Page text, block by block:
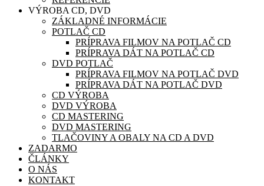
VÝROBA CD, DVD
ZÁKLADNÉ INFORMÁCIE
POTLAČ CD
PRÍPRAVA FILMOV NA POTLAČ CD
PRÍPRAVA DÁT NA POTLAČ CD
DVD POTLAČ
PRÍPRAVA FILMOV NA POTLAČ DVD
PRÍPRAVA DÁT NA POTLAČ DVD
CD VÝROBA
DVD VÝROBA
CD MASTERING
DVD MASTERING
TLAČOVINY A OBALY NA CD A DVD
ZADARMO
ČLÁNKY
O NÁS
KONTAKT